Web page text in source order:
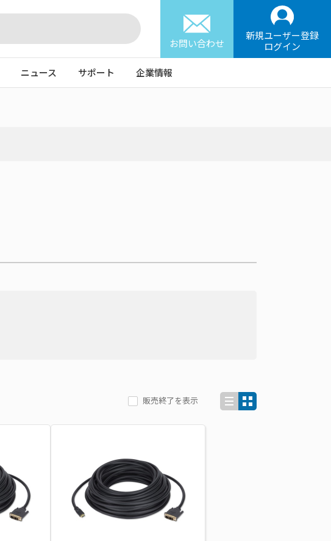
お問い合わせ
新規ユーザー登録
ログイン
ニュース サポート 企業情報
販売終了を表示